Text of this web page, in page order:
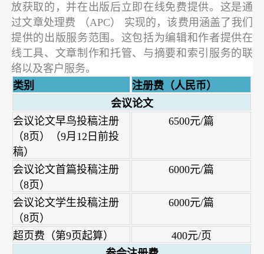
放获取的，并在出版后立即在线免费提供。这是通
过文章处理费 （APC） 实现的，该费用涵盖了我们
提供的出版服务范围。这包括为编辑和作者提供在
线工具、文章制作和托管、与摘要和索引服务的联
络以及客户服务。
类别
注册费（人民币）
会议论文
会议论文早鸟投稿注册
（8页）（9月12日前投
稿）
6500元/篇
会议论文首篇投稿注册
（8页）
6000元/篇
会议论文学生投稿注册
（8页）
6000元/篇
超页费（第9页起算）
400元/页